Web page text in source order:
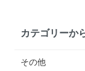
カテゴリーか
その他